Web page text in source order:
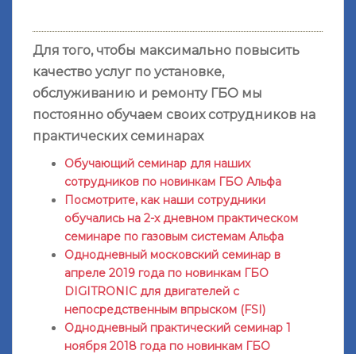
Для того, чтобы максимально повысить
качество услуг по установке,
обслуживанию и ремонту ГБО мы
постоянно обучаем своих сотрудников на
практических семинарах
Обучающий семинар для наших
сотрудников по новинкам ГБО Альфа
Посмотрите, как наши сотрудники
обучались на 2-х дневном практическом
семинаре по газовым системам Альфа
Однодневный московский семинар в
апреле 2019 года по новинкам ГБО
DIGITRONIC для двигателей с
непосредственным впрыском (FSI)
Однодневный практический семинар 1
ноября 2018 года по новинкам ГБО